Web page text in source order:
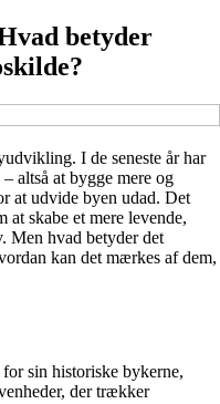
betyder
I de seneste år har
– altså at bygge mere og
at udvide byen udad. Det
skabe et mere levende,
Men hvad betyder det
kan det mærkes af dem,
sin historiske bykerne,
der trækker